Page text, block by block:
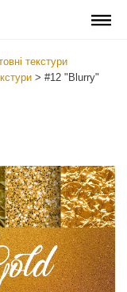
текстури
> #12 "Blurry"